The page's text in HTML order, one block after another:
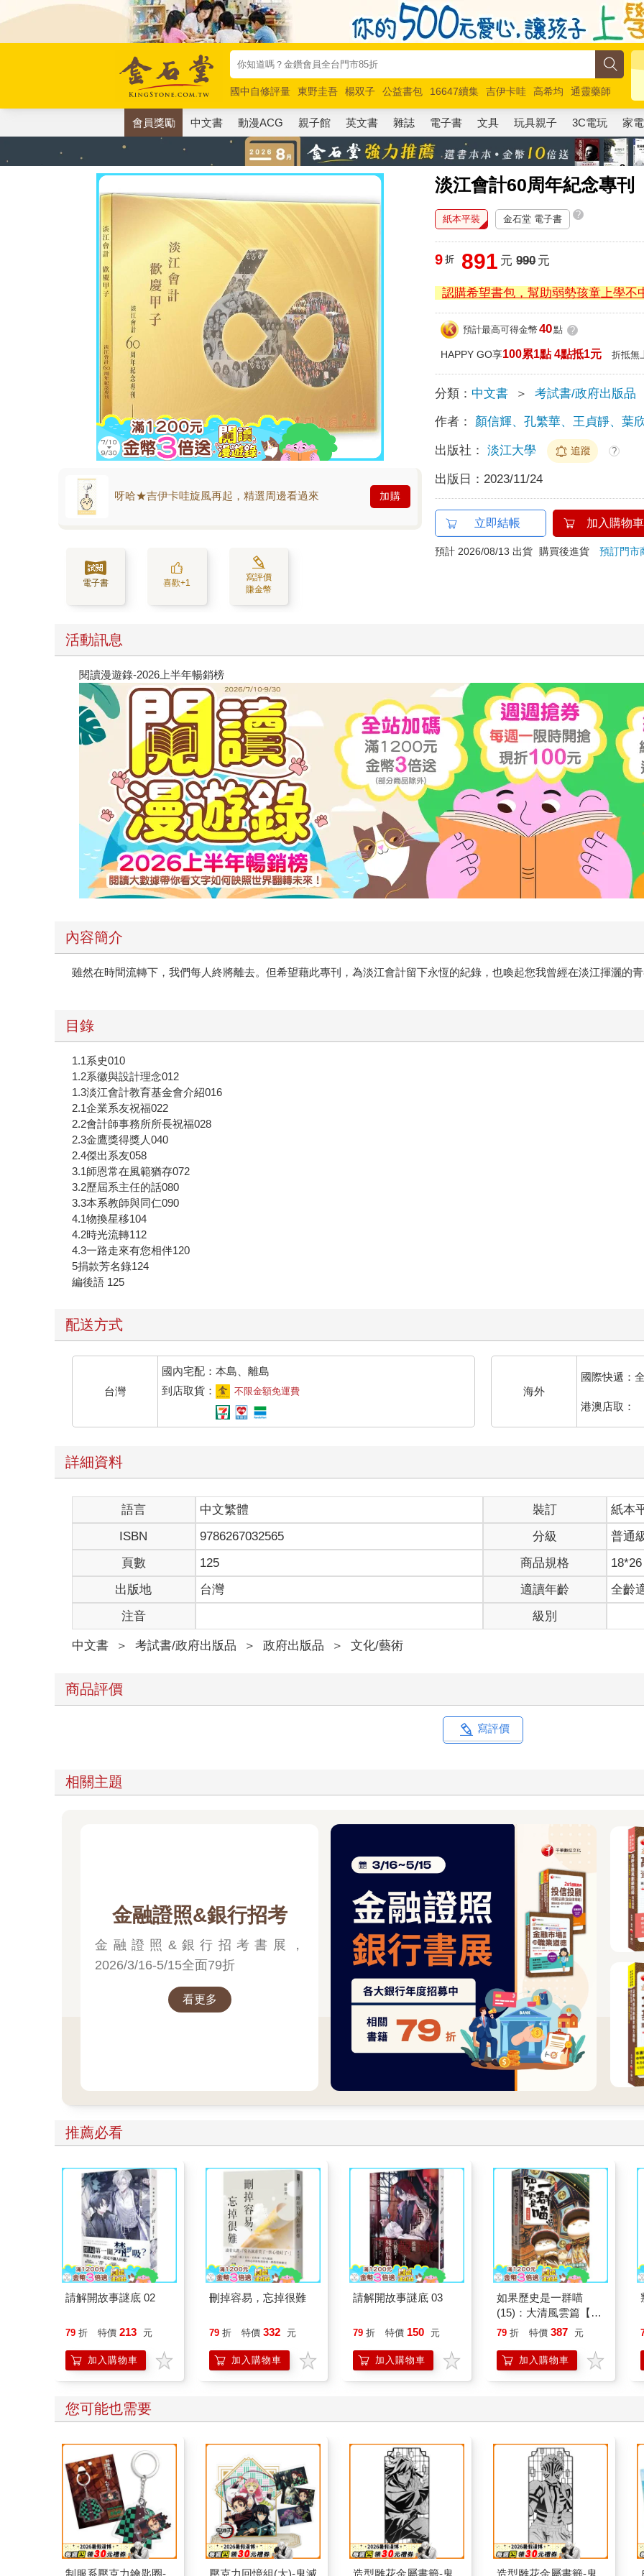
國中自修評量 東野圭吾 楊双子 公益書包 16647續集 吉伊卡哇 高希均
通靈藥師
唯紅花綻放
奧德賽 路邊攤新作 馬斯克 玩具總動員5 超慢跑
會員獎勵 中文書 動漫ACG 親子館 英文書 雜誌 電子書 文具 玩具親子 3C電玩 家電
淡江會計60周年紀念專刊
呀哈★吉伊卡哇旋風再起，精選周邊看過來 加購
電子書 喜歡+1
寫評價
賺金幣
紙本平裝 金石堂 電子書 ?
9 折 891 元 990元
認購希望書包，幫助弱勢孩童上學不
預計最高可得金幣 40點 ?
HAPPY GO享100累1點 4點抵1元 折抵無
分類： 中文書 ＞ 考試書/政府出版品
作者： 顏信輝、孔繁華、王貞靜、葉
出版社： 淡江大學 追蹤 ?
出版日： 2023/11/24
立即結帳 加入購物車
預計 2026/08/13 出貨 購買後進貨預訂門市
活動訊息
閱讀漫遊錄-2026上半年暢銷榜
內容簡介
雖然在時間流轉下，我們每人終將離去。但希望藉此專刊，為淡江會計留下永恆的紀錄，也喚起您我曾經在淡江揮灑的
目錄
1.1系史010
1.2系徽與設計理念012
1.3淡江會計教育基金會介紹016
2.1企業系友祝福022
2.2會計師事務所所長祝福028
2.3金鷹獎得獎人040
2.4傑出系友058
3.1師恩常在風範猶存072
3.2歷屆系主任的話080
3.3本系教師與同仁090
4.1物換星移104
4.2時光流轉112
4.3一路走來有您相伴120
5捐款芳名錄124
編後語 125
配送方式
台灣
國內宅配：本島、離島
到店取貨：
不限金額免運費 海外
國際快遞：
港澳店取：
詳細資料
語言 中文繁體 裝訂
紙本
ISBN
9786267032565 分級
普通
頁數
125 商品規格
18*26
出版地
台灣 適讀年齡
全齡
注音
級別
中文書 ＞ 考試書/政府出版品 ＞ 政府出版品 ＞ 文化/藝術
商品評價
寫評價
相關主題
金融證照&銀行招考
金融證照&銀行招考書展，
2026/3/16-5/15全面79折
看更多
推薦必看
請解開故事謎底 02
79 折 特價 213 元
加入購物車
刪掉容易，忘掉很難
79 折 特價 332 元
加入購物車
請解開故事謎底 03
79 折 特價 150 元
加入購物車
如果歷史是一群喵
(15)：大清風雲篇【萌
貓漫畫學歷史】
79 折 特價 387 元
加入購物車
您可能也需要
制服系壓克力鑰匙圈- 壓克力回憶組(大)-鬼滅 造型雕花金屬書籤-鬼 造型雕花金屬書籤-鬼